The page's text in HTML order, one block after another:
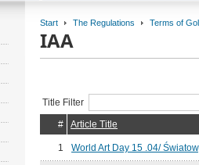
Start The Regulations Terms of
IAA
Title Filter
#
Article Title
1 World Art Day 15 .04/